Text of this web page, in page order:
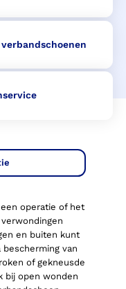
operatie of het
en buiten kunt
bescherming van
of gekneusde
bij open wonden